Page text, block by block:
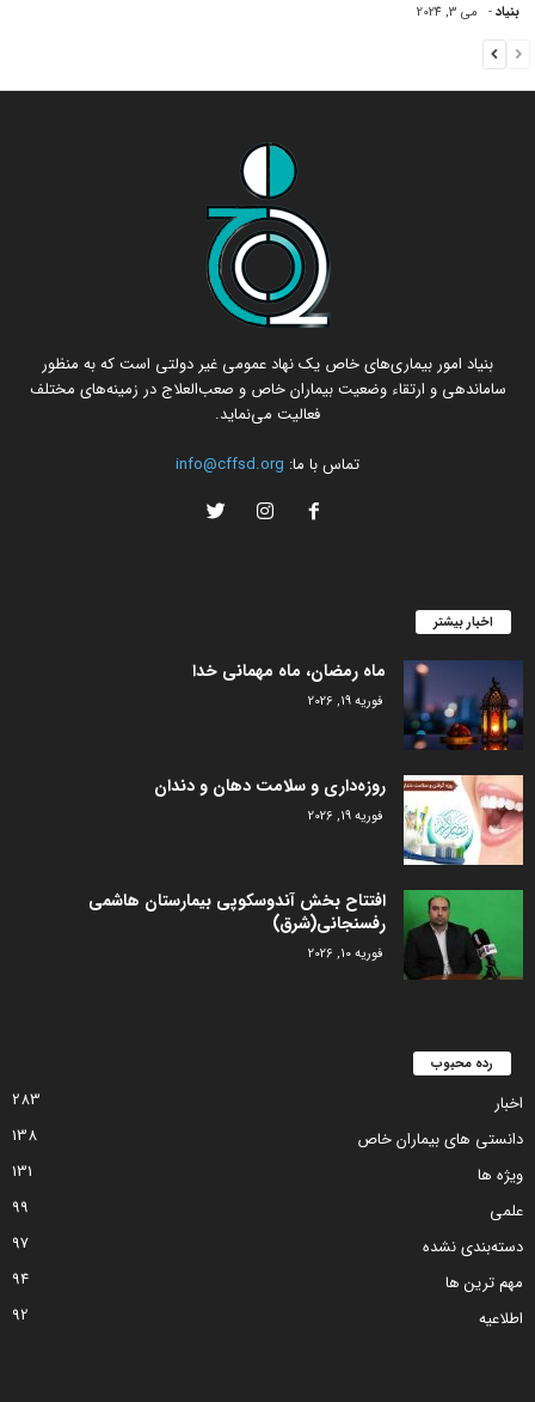
بنیاد- می 3, 2024
بنیاد امور بیماری‌های خاص یک نهاد عمومی غیر دولتی است که به منظور
ساماندهی و ارتقاء وضعیت بیماران خاص و صعب‌العلاج در زمینه‌های مختلف
فعالیت می‌نماید.
تماس با ما: info@cffsd.org
اخبار بیشتر
ماه رمضان، ماه مهمانی خدا
فوریه 19, 2026
روزه‌داری و سلامت دهان و دندان
فوریه 19, 2026
افتتاح بخش آندوسکوپی بیمارستان هاشمی
رفسنجانی(شرق)
فوریه 10, 2026
رده محبوب
اخبار
283
دانستی های بیماران خاص
138
ویژه ها
131
علمی
99
دسته‌بندی نشده
97
مهم ترین ها
94
اطلاعیه
92